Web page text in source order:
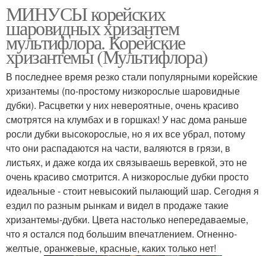
МИНУСЫ корейских
шаровидных хризантем
мультифлора. Корейские
хризантемы (Мультифлора)
В последнее время резко стали популярными корейские
хризантемы (по-простому низкорослые шаровидные
дубки). Расцветки у них невероятные, очень красиво
смотрятся на клумбах и в горшках! У нас дома раньше
росли дубки высокорослые, но я их все убрал, потому
что они распадаются на части, валяются в грязи, в
листьях, и даже когда их связываешь веревкой, это не
очень красиво смотрится. А низкорослые дубки просто
идеальные - стоит невысокий пылающий шар. Сегодня я
ездил по разным рынкам и видел в продаже такие
хризантемы-дубки. Цвета настолько непередаваемые,
что я остался под большим впечатлением. Огненно-
желтые, оранжевые, красные, каких только нет!